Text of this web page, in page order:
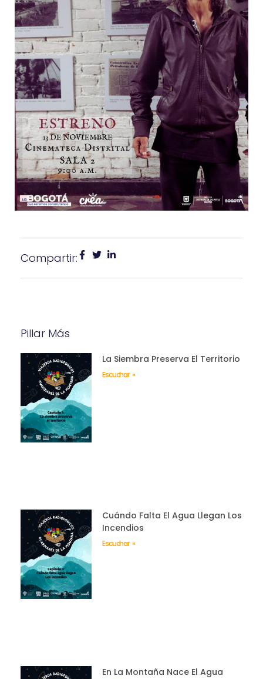
Compartir:
Pillar Más
La Siembra Preserva El Territorio
Escuchar »
Cuándo Falta El Agua Llegan Los
Incendios
Escuchar »
En La Montaña Nace El Agua